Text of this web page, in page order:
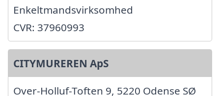
Enkeltmandsvirksomhed
CVR: 37960993
CITYMUREREN ApS
Over-Holluf-Toften 9, 5220 Odense SØ